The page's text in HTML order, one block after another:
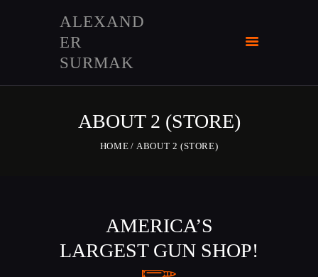
ALEXAND
ER
SURMAK
ABOUT 2 (STORE)
HOME ABOUT 2 (STORE)
ALEXANDER SURMAK
HOME
SHOP
ABOUT US
AMERICA’S
LARGEST GUN SHOP!